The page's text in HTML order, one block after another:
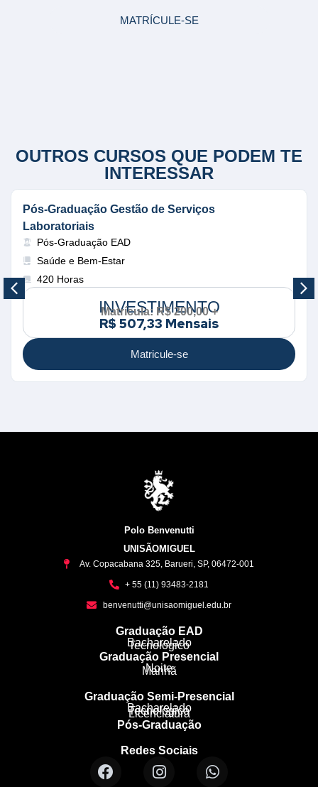
MATRÍCULE-SE
OUTROS CURSOS QUE PODEM TE
INTERESSAR
Pós-Graduação Gestão de Serviços
Laboratoriais
Pós-Graduação EAD
Saúde e Bem-Estar
420 Horas
Matricule-se
INVESTIMENTO
Matrícula: R$ 200,00 +
R$ 507,33 Mensais
Polo Benvenutti
UNISÃOMIGUEL
Av. Copacabana 325, Barueri, SP, 06472-001
+ 55 (11) 93483-2181
benvenutti@unisaomiguel.edu.br
Graduação EAD
Bacharelado
Tecnológico
Graduação Presencial
Noite
Manhã
Graduação Semi-Presencial
Bacharelado
Tecnológico
Licenciatura
Pós-Graduação
Redes Sociais